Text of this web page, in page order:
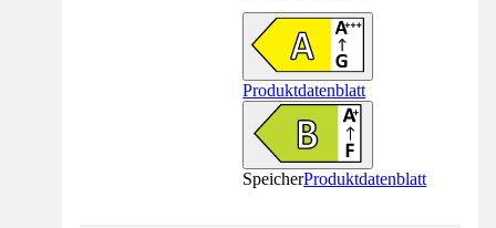
Produktdatenblatt
SpeicherProduktdatenblatt